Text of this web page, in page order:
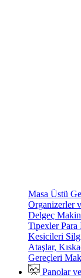
Masa Üstü
Organizerler
Delgeç
TipexlerPara
Kesicileri
Ataşlar,
Gereçleri
Panolar